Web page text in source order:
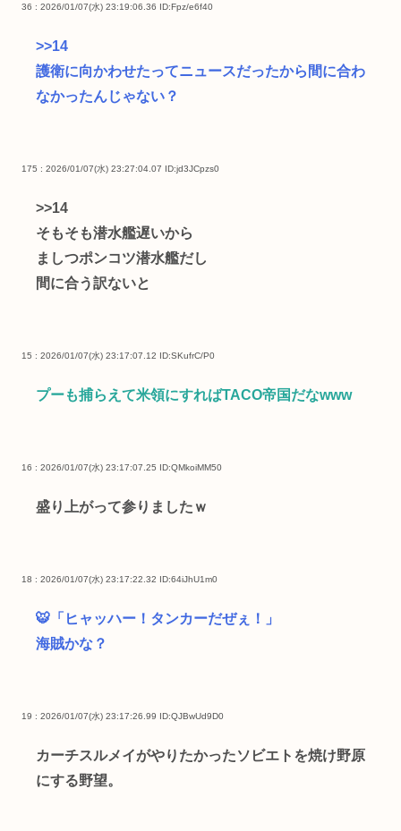
36 : 2026/01/07(水) 23:19:06.36 ID:Fpz/e6f40
>>14
護衛に向かわせたってニュースだったから間に合わ
なかったんじゃない？
175 : 2026/01/07(水) 23:27:04.07 ID:jd3JCpzs0
>>14
そもそも潜水艦遅いから
ましつポンコツ潜水艦だし
間に合う訳ないと
15 : 2026/01/07(水) 23:17:07.12 ID:SKufrC/P0
プーも捕らえて米領にすればTACO帝国だなwww
16 : 2026/01/07(水) 23:17:07.25 ID:QMkoiMM50
盛り上がって参りましたｗ
18 : 2026/01/07(水) 23:17:22.32 ID:64iJhU1m0
🐯「ヒャッハー！タンカーだぜぇ！」
海賊かな？
19 : 2026/01/07(水) 23:17:26.99 ID:QJBwUd9D0
カーチスルメイがやりたかったソビエトを焼け野原
にする野望。